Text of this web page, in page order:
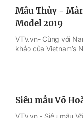
Mâu Thủy -
Model 2019
VTV.vn- Cùng với
khảo của Vietnam’s
Siêu mẫu Võ
VTV.vn - Siêu mẫu